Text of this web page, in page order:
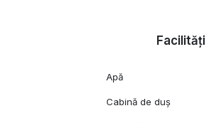
Facilități
Apă
Cabină de duș